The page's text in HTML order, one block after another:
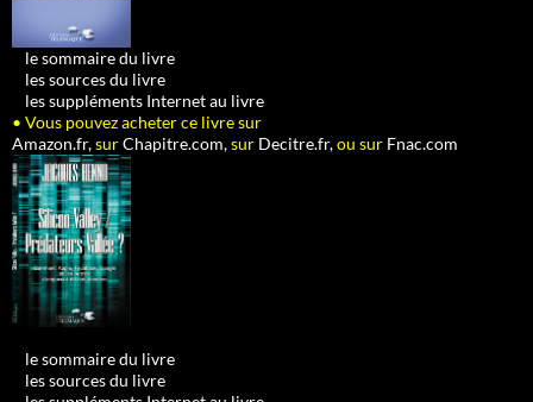
le sommaire du livre
les sources du livre
les suppléments Internet au livre
• Vous pouvez acheter ce livre sur
Amazon.fr,surChapitre.com,sur Decitre.fr,ou sur Fnac.com
le sommaire du livre
les sources du livre